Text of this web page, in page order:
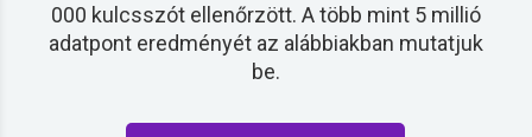
000 kulcsszót ellenőrzött. A több mint 5 millió
adatpont eredményét az alábbiakban mutatjuk
be.